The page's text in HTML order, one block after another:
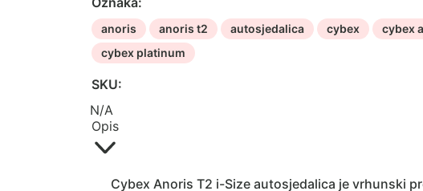
količina
anoris anoris t2 autosjedalica cybex cybex
cybex platinum
SKU:
N/A
Opis
Cybex Anoris T2 i-Size autosjedalica je vrhunski